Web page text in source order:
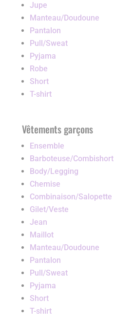
Jupe
Manteau/Doudoune
Pantalon
Pull/Sweat
Pyjama
Robe
Short
T-shirt
Vêtements garçons
Ensemble
Barboteuse/Combishort
Body/Legging
Chemise
Combinaison/Salopette
Gilet/Veste
Jean
Maillot
Manteau/Doudoune
Pantalon
Pull/Sweat
Pyjama
Short
T-shirt